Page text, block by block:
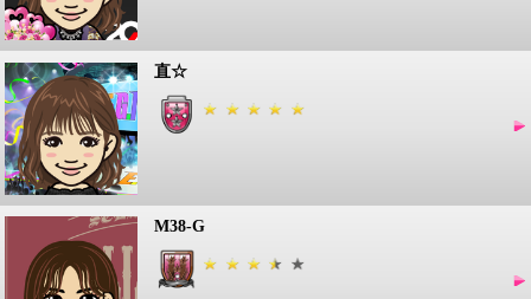
直☆
M38-G